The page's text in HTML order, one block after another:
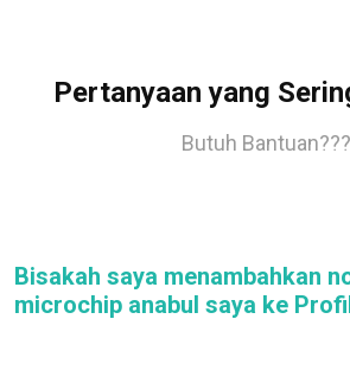
Pertanyaan yang
Butuh Bantuan???
Bisakah saya menambahkan
microchip anabul saya ke